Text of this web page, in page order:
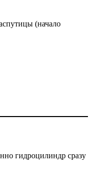
(начало
гидроцилиндр сразу